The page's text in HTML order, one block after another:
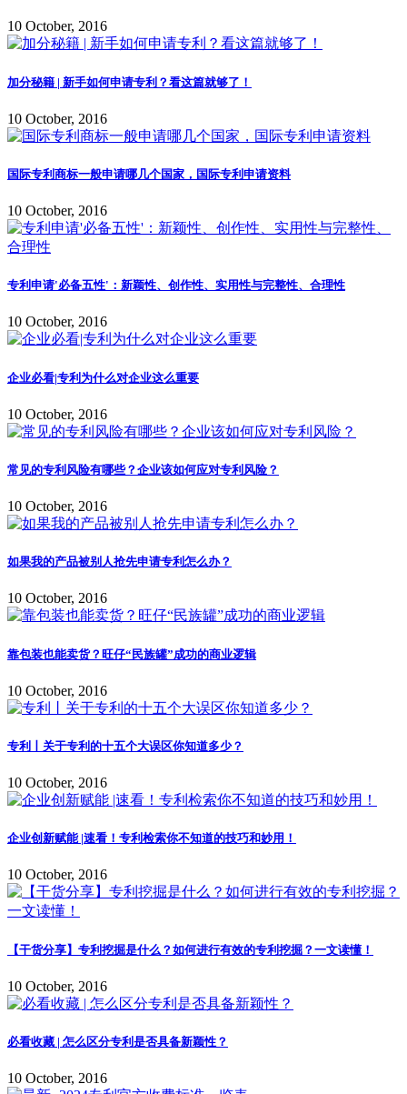
10 October, 2016
加分秘籍 | 新手如何申请专利？看这篇就够了！
10 October, 2016
国际专利商标一般申请哪几个国家，国际专利申请资料
10 October, 2016
专利申请'必备五性'：新颖性、创作性、实用性与完整性、合理性
10 October, 2016
企业必看|专利为什么对企业这么重要
10 October, 2016
常见的专利风险有哪些？企业该如何应对专利风险？
10 October, 2016
如果我的产品被别人抢先申请专利怎么办？
10 October, 2016
靠包装也能卖货？旺仔“民族罐”成功的商业逻辑
10 October, 2016
专利丨关于专利的十五个大误区你知道多少？
10 October, 2016
企业创新赋能 |速看！专利检索你不知道的技巧和妙用！
10 October, 2016
【干货分享】专利挖掘是什么？如何进行有效的专利挖掘？一文读懂！
10 October, 2016
必看收藏 | 怎么区分专利是否具备新颖性？
10 October, 2016